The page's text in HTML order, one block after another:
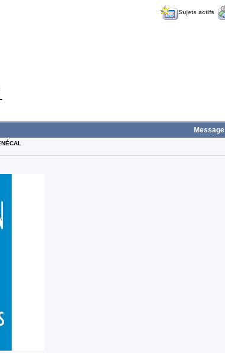
Sujets actifs
Message